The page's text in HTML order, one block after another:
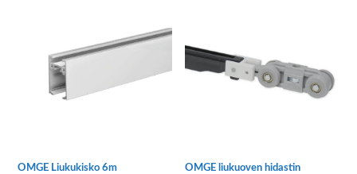
OMGE Liukukisko 6m OMGE liukuoven hidastin